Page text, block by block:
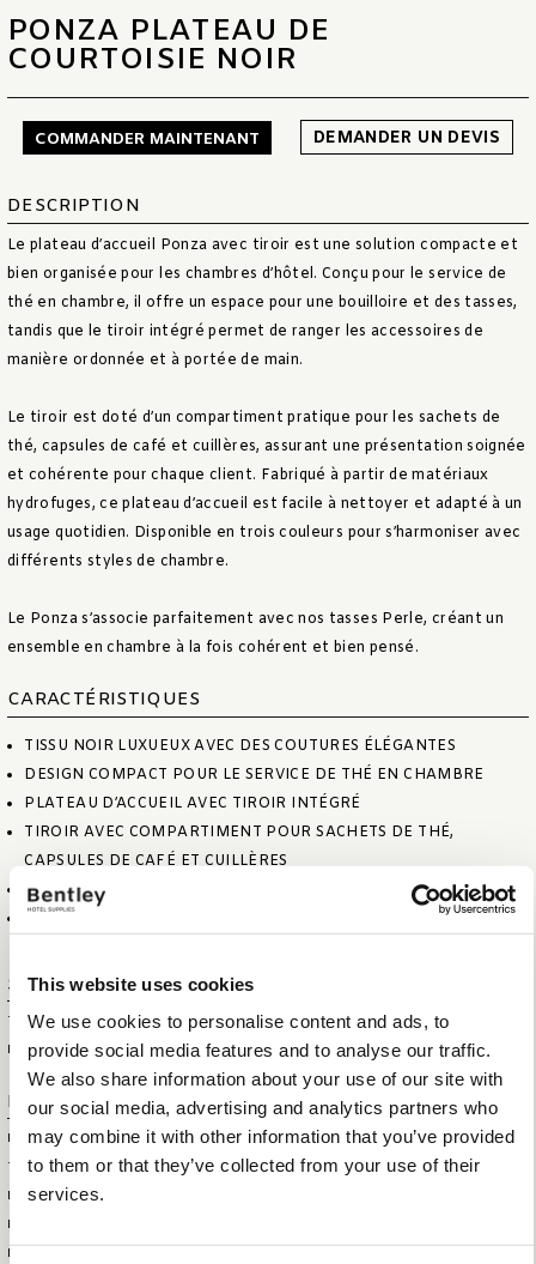
This website uses cookies
We use cookies to personalise content and ads, to
provide social media features and to analyse our traffic.
We also share information about your use of our site with
our social media, advertising and analytics partners who
may combine it with other information that you’ve provided
to them or that they’ve collected from your use of their
services.
PONZA PLATEAU DE
COURTOISIE NOIR
COMMANDER MAINTENANT DEMANDER UN DEVIS
DESCRIPTION
Le plateau d’accueil Ponza avec tiroir est une solution compacte et
bien organisée pour les chambres d’hôtel. Conçu pour le service de
thé en chambre, il offre un espace pour une bouilloire et des tasses,
tandis que le tiroir intégré permet de ranger les accessoires de
manière ordonnée et à portée de main.
Le tiroir est doté d’un compartiment pratique pour les sachets de
thé, capsules de café et cuillères, assurant une présentation soignée
et cohérente pour chaque client. Fabriqué à partir de matériaux
hydrofuges, ce plateau d’accueil est facile à nettoyer et adapté à un
usage quotidien. Disponible en trois couleurs pour s’harmoniser avec
différents styles de chambre.
Le Ponza s’associe parfaitement avec nos tasses Perle, créant un
ensemble en chambre à la fois cohérent et bien pensé.
CARACTÉRISTIQUES
TISSU NOIR LUXUEUX AVEC DES COUTURES ÉLÉGANTES
DESIGN COMPACT POUR LE SERVICE DE THÉ EN CHAMBRE
PLATEAU D’ACCUEIL AVEC TIROIR INTÉGRÉ
TIROIR AVEC COMPARTIMENT POUR SACHETS DE THÉ,
CAPSULES DE CAFÉ ET CUILLÈRES
MATÉRIAU HYDROFUGE, FACILE À NETTOYER
CONÇU POUR UN USAGE QUOTIDIEN EN CHAMBRE D’HÔTEL
Spécifications
TAILLE DE L'ARTICLE (L X P X H)30 X 17 X 8 CM
POIDS NET DE L’ARTICLE
0,5 KG
Information logistique
HS CODE
44209099
TAILLE DE LA BOÎTE
EXTÉRIEURE (LXLXH)
36 X 44 X 50 CM
POIDS DE LA BOÎTE EXTÉRIEURE
POIDS BRUT DE L'ARTICLE